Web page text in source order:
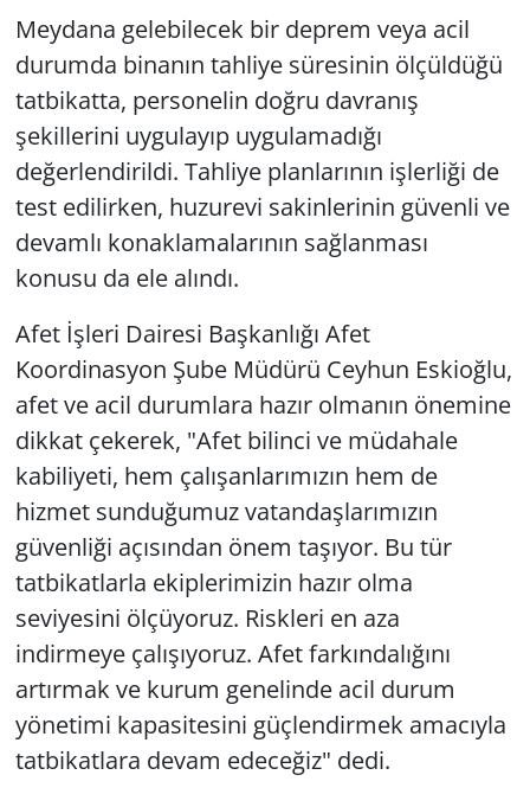
Meydana gelebilecek bir deprem veya acil
durumda binanın tahliye süresinin ölçüldüğü
tatbikatta, personelin doğru davranış
şekillerini uygulayıp uygulamadığı
değerlendirildi. Tahliye planlarının işlerliği de
test edilirken, huzurevi sakinlerinin güvenli ve
devamlı konaklamalarının sağlanması
konusu da ele alındı.
Afet İşleri Dairesi Başkanlığı Afet
Koordinasyon Şube Müdürü Ceyhun Eskioğlu,
afet ve acil durumlara hazır olmanın önemine
dikkat çekerek, "Afet bilinci ve müdahale
kabiliyeti, hem çalışanlarımızın hem de
hizmet sunduğumuz vatandaşlarımızın
güvenliği açısından önem taşıyor. Bu tür
tatbikatlarla ekiplerimizin hazır olma
seviyesini ölçüyoruz. Riskleri en aza
indirmeye çalışıyoruz. Afet farkındalığını
artırmak ve kurum genelinde acil durum
yönetimi kapasitesini güçlendirmek amacıyla
tatbikatlara devam edeceğiz" dedi.